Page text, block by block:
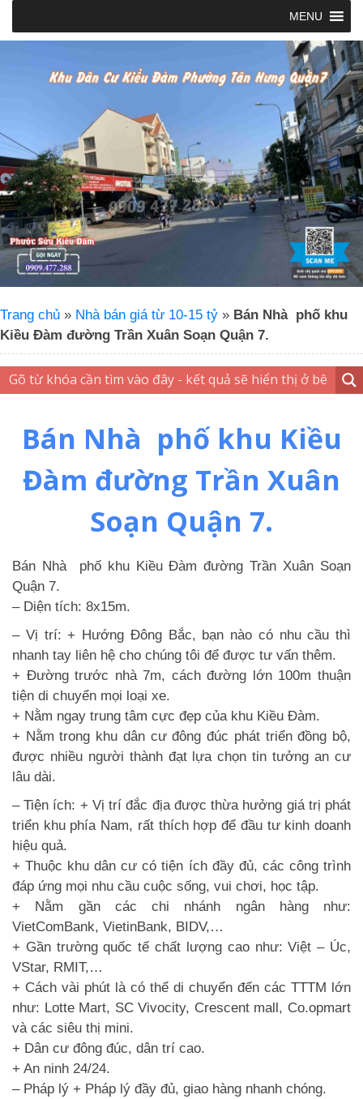
MENU
Trang chủ » Nhà bán giá từ 10-15 tỷ » Bán Nhà phố khu
Kiều Đàm đường Trần Xuân Soạn Quận 7.
Bán Nhà phố khu Kiều
Đàm đường Trần Xuân
Soạn Quận 7.
Bán Nhà phố khu Kiều Đàm đường Trần Xuân Soạn
Quận 7.
– Diện tích: 8x15m.
– Vị trí: + Hướng Đông Bắc, bạn nào có nhu cầu thì
nhanh tay liên hệ cho chúng tôi để được tư vấn thêm.
+ Đường trước nhà 7m, cách đường lớn 100m thuận
tiện di chuyển mọi loại xe.
+ Nằm ngay trung tâm cực đẹp của khu Kiều Đàm.
+ Nằm trong khu dân cư đông đúc phát triển đồng bộ,
được nhiều người thành đạt lựa chọn tin tưởng an cư
lâu dài.
– Tiện ích: + Vị trí đắc địa được thừa hưởng giá trị phát
triển khu phía Nam, rất thích hợp để đầu tư kinh doanh
hiệu quả.
+ Thuộc khu dân cư có tiện ích đầy đủ, các công trình
đáp ứng mọi nhu cầu cuộc sống, vui chơi, học tập.
+ Nằm gần các chi nhánh ngân hàng như:
VietComBank, VietinBank, BIDV,…
+ Gần trường quốc tế chất lượng cao như: Việt – Úc,
VStar, RMIT,…
+ Cách vài phút là có thể di chuyển đến các TTTM lớn
như: Lotte Mart, SC Vivocity, Crescent mall, Co.opmart
và các siêu thị mini.
+ Dân cư đông đúc, dân trí cao.
+ An ninh 24/24.
– Pháp lý + Pháp lý đầy đủ, giao hàng nhanh chóng.